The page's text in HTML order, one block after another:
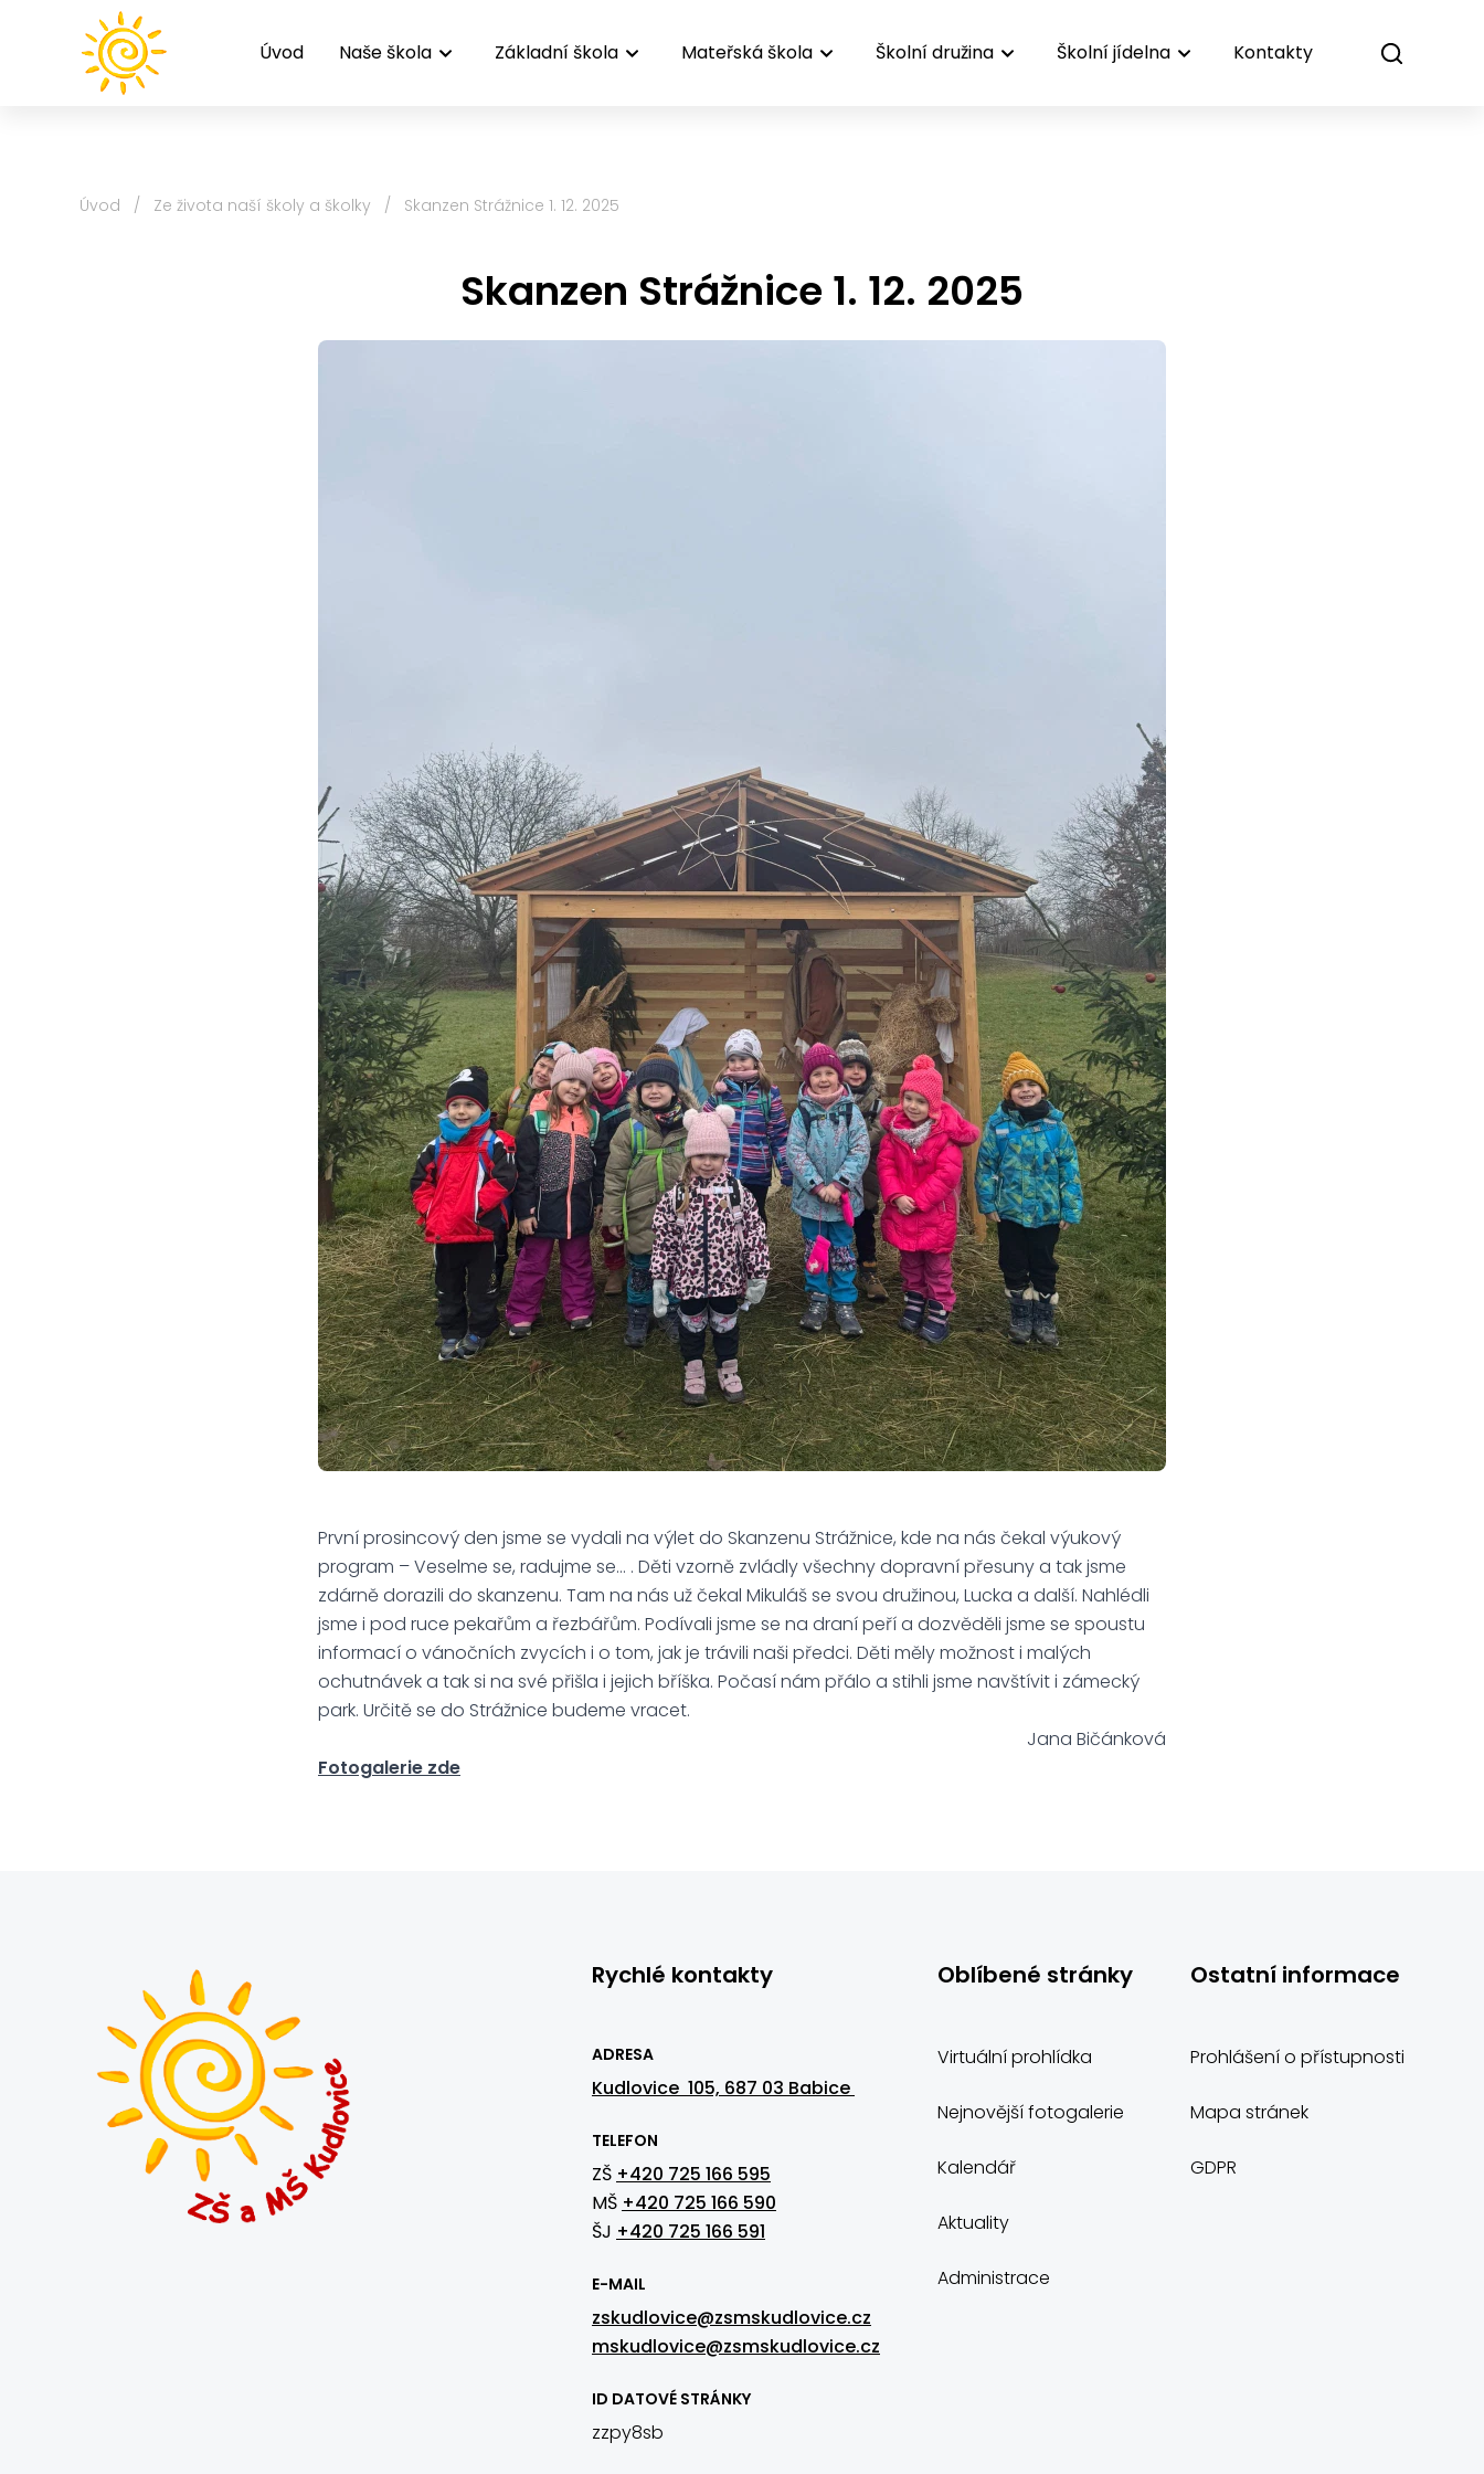
Úvod Naše škola Základní škola Mateřská škola Školní družina Školní jídelna Kontakty
Úvod / Ze života naší školy a školky / Skanzen Strážnice 1. 12. 2025
Skanzen Strážnice 1. 12. 2025
První prosincový den jsme se vydali na výlet do Skanzenu Strážnice, kde na nás čekal výukový
program – Veselme se, radujme se… . Děti vzorně zvládly všechny dopravní přesuny a tak jsme
zdárně dorazili do skanzenu. Tam na nás už čekal Mikuláš se svou družinou, Lucka a další. Nahlédli
jsme i pod ruce pekařům a řezbářům. Podívali jsme se na draní peří a dozvěděli jsme se spoustu
informací o vánočních zvycích i o tom, jak je trávili naši předci. Děti měly možnost i malých
ochutnávek a tak si na své přišla i jejich bříška. Počasí nám přálo a stihli jsme navštívit i zámecký
park. Určitě se do Strážnice budeme vracet.
Jana Bičánková
Fotogalerie zde
Rychlé kontakty
ADRESA
Kudlovice 105, 687 03 Babice
TELEFON
ZŠ +420 725 166 595
MŠ +420 725 166 590
ŠJ +420 725 166 591
E-MAIL
zskudlovice@zsmskudlovice.cz
mskudlovice@zsmskudlovice.cz
ID DATOVÉ STRÁNKY
zzpy8sb
Oblíbené stránky
Virtuální prohlídka
Nejnovější fotogalerie
Kalendář
Aktuality
Administrace
Ostatní informace
Prohlášení o přístupnosti
Mapa stránek
GDPR